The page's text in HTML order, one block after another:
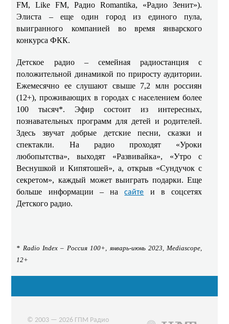
FM, Like FM, Радио Romantika, «Радио Зенит»).
Элиста – еще один город из единого пула,
выигранного компанией во время январского
конкурса ФКК.
Детское радио – семейная радиостанция с
положительной динамикой по приросту аудитории.
Ежемесячно ее слушают свыше 7,2 млн россиян
(12+), проживающих в городах с населением более
100 тысяч*. Эфир состоит из интересных,
познавательных программ для детей и родителей.
Здесь звучат добрые детские песни, сказки и
спектакли. На радио проходят «Уроки
любопытства», выходят «Развивайка», «Утро с
Веснушкой и Кипятошей», а, открыв «Сундучок с
секретом», каждый может выиграть подарки. Еще
больше информации – насайте и в соцсетях
Детского радио.
* Radio Index – Россия100+,январь-июнь2023, Mediascope,
12+
© 2003 — 2026 ГПМ Радио